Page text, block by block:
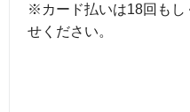
※カード払いは18回もし
せください。